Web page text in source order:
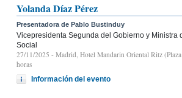
Yolanda Díaz Pérez
Presentadora de Pablo Bustinduy
Vicepresidenta Segunda del Gobierno y Ministra
Social
27/11/2025 - Madrid, Hotel Mandarin Oriental Ritz
horas
Información del evento